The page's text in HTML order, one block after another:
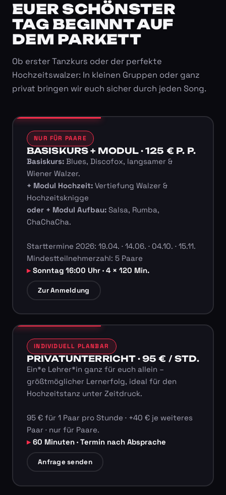
EUER SCHÖNSTER
TAG BEGINNT AUF
DEM PARKETT
Ob erster Tanzkurs oder der perfekte
Hochzeitswalzer: In kleinen Gruppen oder ganz
privat bringen wir euch sicher durch jeden Song.
NUR FÜR PAARE
BASISKURS + MODUL · 125 € P. P.
Basiskurs:Blues, Discofox, langsamer &
Wiener Walzer.
+ Modul Hochzeit:Vertiefung Walzer &
Hochzeitsknigge
oder + Modul Aufbau:Salsa, Rumba,
ChaChaCha.
Starttermine 2026: 19.04. · 14.06. · 04.10. · 15.11.
Mindestteilnehmerzahl: 5 Paare
Sonntag 16:00 Uhr · 4 × 120 Min.
Zur Anmeldung
INDIVIDUELL PLANBAR
PRIVATUNTERRICHT · 95 € / STD.
Ein*e Lehrer*in ganz für euch allein –
größtmöglicher Lernerfolg, ideal für den
Hochzeitstanz unter Zeitdruck.
95 € für 1 Paar pro Stunde · +40 € je weiteres
Paar · nur für Paare.
60 Minuten · Termin nach Absprache
Anfrage senden